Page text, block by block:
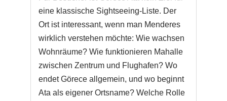
eine klassische Sightseeing-Liste. Der
Ort ist interessant, wenn man Menderes
wirklich verstehen möchte: Wie wachsen
Wohnräume? Wie funktionieren Mahalle
zwischen Zentrum und Flughafen? Wo
endet Görece allgemein, und wo beginnt
Ata als eigener Ortsname? Welche Rolle